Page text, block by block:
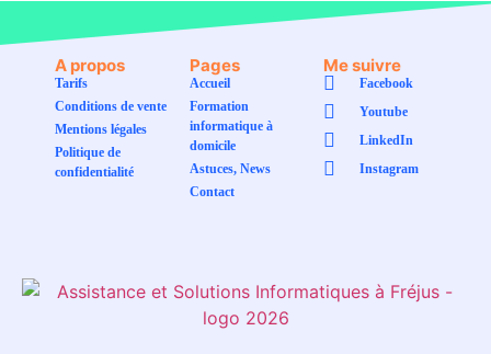
A propos
Tarifs
Conditions de vente
Mentions légales
Politique de
confidentialité
Pages
Accueil
Formation
informatique à
domicile
Astuces, News
Contact
Me suivre
Facebook
Youtube
LinkedIn
Instagram